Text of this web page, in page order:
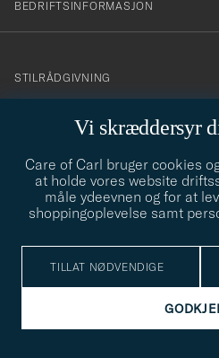
Vi skræddersyr
Care of Carl bruger cookies
at holde vores website
måle ydeevnen og for at
shoppingoplevelse samt
TILLAT NØDVENDIGE
BEDRIFTSINFORMASJON
info@careofcarl.no
STILRÅDGIVNING
STILRÅDGIVNING
© Care of Carl 2026